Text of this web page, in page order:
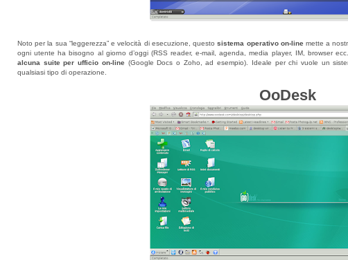
Noto per la sua “leggerezza” e velocità di esecuzione, questosistema operativo on-linemette a
ogni utente ha bisogno al giorno d’oggi (RSS reader, e-mail, agenda, media player, IM, browser
alcuna suite per ufficio on-line(Google Docs o Zoho, ad esempio). Ideale per chi vuole un
qualsiasi tipo di operazione.
OoDesk